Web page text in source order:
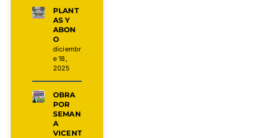
PLANT
AS Y
ABON
O
diciembr
e 18,
2025
OBRA
POR
SEMAN
A
VICENT